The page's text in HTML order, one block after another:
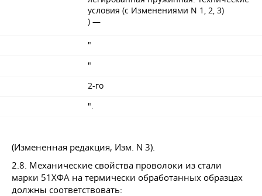
) —
"
"
2-го
".
(Измененная редакция, Изм. N 3).
2.8. Механические свойства проволоки из стали
марки 51ХФА на термически обработанных образцах
должны соответствовать: